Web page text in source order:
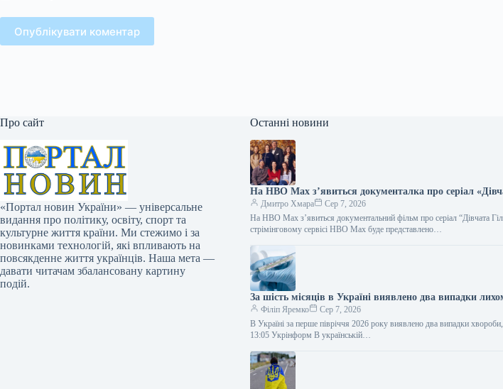
Опублікувати коментар
Про сайт
«Портал новин України» — універсальне
видання про політику, освіту, спорт та
культурне життя країни. Ми стежимо і за
новинками технологій, які впливають на
повсякденне життя українців. Наша мета —
давати читачам збалансовану картину
подій.
Останні новини
На HBO Max з’явиться документалка про серіал
Дмитро Хмара
Сер 7, 2026
На HBO Max з’явиться документальний фільм про серіал “Дівчата
стрімінговому сервісі HBO Max буде представлено…
За шість місяців в Україні виявлено два випадки
Філіп Яремко
Сер 7, 2026
В Україні за перше півріччя 2026 року виявлено два випадки
13:05 Укрінформ В українській…